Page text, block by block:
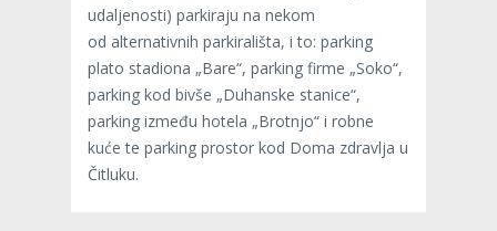
udaljenosti) parkiraju na nekom
od alternativnih parkirališta, i to: parking
plato stadiona „Bare“, parking firme „Soko“,
parking kod bivše „Duhanske stanice“,
parking između hotela „Brotnjo“ i robne
kuće te parking prostor kod Doma zdravlja u
Čitluku.